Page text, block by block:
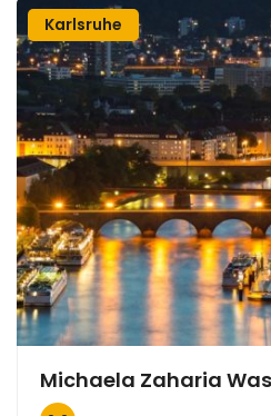
Karlsruhe
Michaela Zaharia